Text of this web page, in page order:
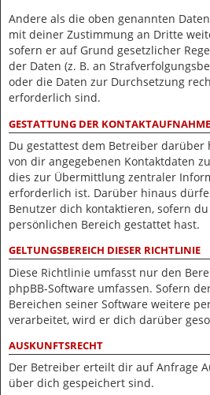
Andere als die oben genannten
mit deiner Zustimmung an Dritte
sofern er auf Grund gesetzlicher
der Daten (z. B. an
oder die Daten zur Durchsetzung
erforderlich sind.
GESTATTUNG DER KONTAKTAUFNAHME
Du gestattest dem Betreiber
von dir angegebenen Kontaktdaten
dies zur Übermittlung zentraler
erforderlich ist. Darüber hinaus
Benutzer dich kontaktieren, sofern
persönlichen Bereich gestattet hast.
GELTUNGSBEREICH DIESER RICHTLINIE
Diese Richtlinie umfasst nur den
phpBB-Software umfassen. Sofern
Bereichen seiner Software weitere
verarbeitet, wird er dich darüber
AUSKUNFTSRECHT
Der Betreiber erteilt dir auf Anfrage
über dich gespeichert sind.